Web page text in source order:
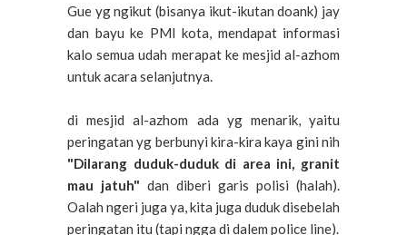
Gue yg ngikut (bisanya ikut-ikutan doank) jay
dan bayu ke PMI kota, mendapat informasi
kalo semua udah merapat ke mesjid al-azhom
untuk acara selanjutnya.
di mesjid al-azhom ada yg menarik, yaitu
peringatan yg berbunyi kira-kira kaya gini nih
"Dilarang duduk-duduk di area ini, granit
mau jatuh" dan diberi garis polisi (halah).
Oalah ngeri juga ya, kita juga duduk disebelah
peringatan itu (tapi ngga di dalem police line).